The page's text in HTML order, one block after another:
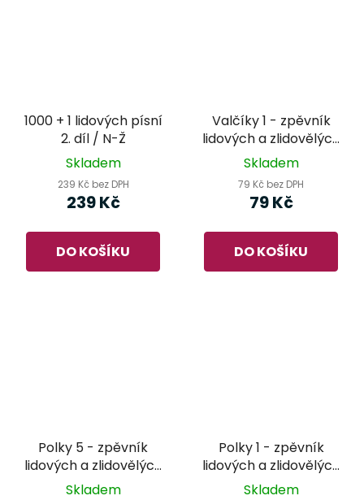
1000 + 1 lidových písní
2. díl / N-Ž
Skladem
239 Kč bez DPH
239 Kč
DO KOŠÍKU
Valčíky 1 - zpěvník
lidových a zlidovělých
písní
Skladem
79 Kč bez DPH
79 Kč
DO KOŠÍKU
Polky 5 - zpěvník
lidových a zlidovělých
písní
Skladem
Polky 1 - zpěvník
lidových a zlidovělých
písní
Skladem